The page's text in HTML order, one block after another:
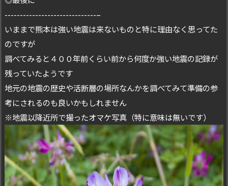
------------------------------–
いままで熊本は強い地震は来ないものと特に理由なく思ってた
のですが
調べてみると４００年前くらい前から何度か強い地震の記録が
残っていたようです
地元の地震の歴史や活断層の場所なんかを調べてみて準備の参
考にされるのも良いかもしれません
※地震以降近所で撮ったオマケ写真（特に意味は無いです）